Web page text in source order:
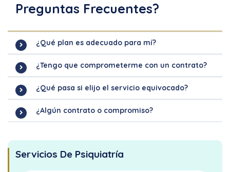
Preguntas Frecuentes?
¿Qué plan es adecuado para mí?
¿Tengo que comprometerme con un contrato?
¿Qué pasa si elijo el servicio equivocado?
¿Algún contrato o compromiso?
Servicios De Psiquiatría